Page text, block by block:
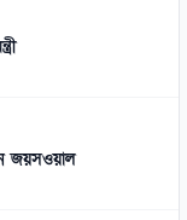
জয়সওয়াল